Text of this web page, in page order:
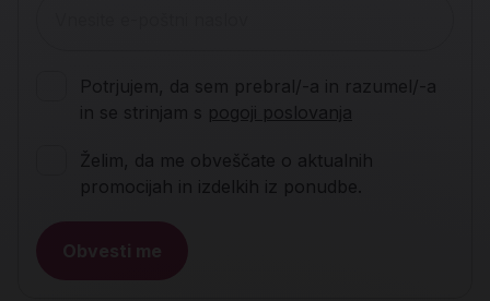
Potrjujem, da sem prebral/-a in razumel/-a
in se strinjam s pogoji poslovanja
Želim, da me obveščate o aktualnih
promocijah in izdelkih iz ponudbe.